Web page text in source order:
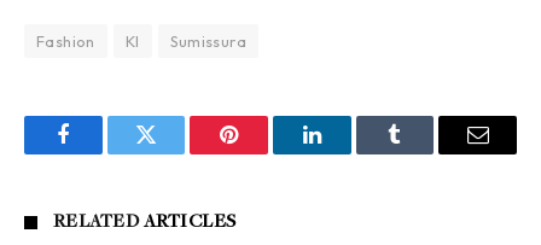
Fashion KI Sumissura
FacebookTwitter Pinterest LinkedInTumblr Email
RELATEDARTICLES